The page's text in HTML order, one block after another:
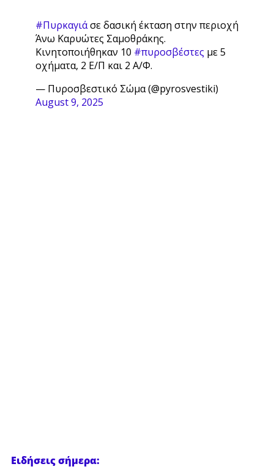
#Πυρκαγιάσε δασική έκταση στην περιοχή
Άνω Καρυώτες Σαμοθράκης.
Κινητοποιήθηκαν 10 #πυροσβέστες με 5
οχήματα, 2 Ε/Π και 2 Α/Φ.
— Πυροσβεστικό Σώμα (@pyrosvestiki)
August 9, 2025
Ειδήσεις σήμερα: